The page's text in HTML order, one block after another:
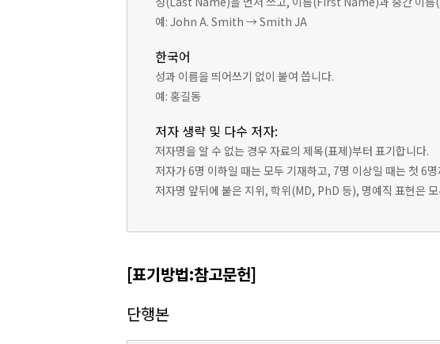
예: John A. Smith → Smith JA
한국어
성과 이름을 띄어쓰기 없이 붙여 씁니다.
예: 홍길동
저자 생략 및 다수 저자:
저자명을 알 수 없는 경우 자료의 제목(표제)부터 표기합니다.
저자가 6명 이하일 때는 모두 기재하고, 7명 이상일 때는 첫 6
저자명 앞뒤에 붙은 지위, 학위(MD, PhD 등), 명예직 표현은
[표기방법:참고문헌]
단행본